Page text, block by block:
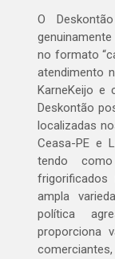
O
no formato
atendimento
KarneKeijo e
Deskontão
localizadas
Ceasa-PE e
tendo
ampla
política
proporciona